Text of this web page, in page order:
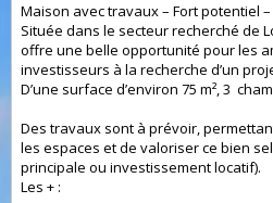
Maison avec travaux – Fort potentiel
Située dans le secteur recherché de
offre une belle opportunité pour les
investisseurs à la recherche d’un
D’une surface d’environ 75 m², 3
Des travaux sont à prévoir,
les espaces et de valoriser ce bien
principale ou investissement locatif).
Les + :